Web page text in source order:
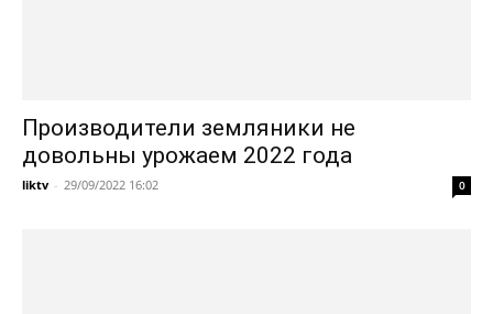
Производители земляники не
довольны урожаем 2022 года
liktv - 29/09/2022 16:02 0